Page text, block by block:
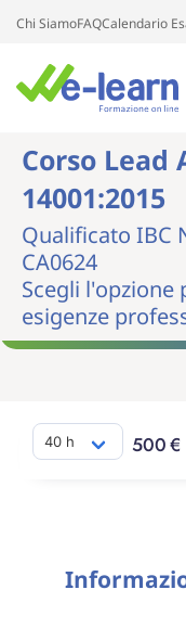
Chi SiamoFAQCalendario
Corso Lead
14001:2015
Qualificato IBC
CA0624
Scegli l'opzione
esigenze
500€